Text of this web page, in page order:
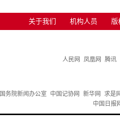
关于我们 机构人员 版
人民网 凤凰网 腾讯
国务院新闻办公室 中国记协网 新华网
求是
中国日报